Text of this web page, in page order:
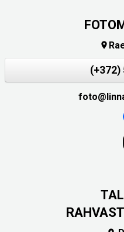

(+372)